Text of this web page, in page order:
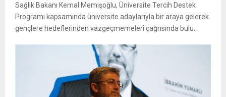
Sağlık Bakanı Kemal Memişoğlu, Üniversite Tercih Destek
Programı kapsamında üniversite adaylarıyla bir araya gelerek
gençlere hedeflerinden vazgeçmemeleri çağrısında bulu..